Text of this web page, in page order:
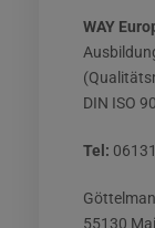
WAY
DIN ISO
Tel:
55130